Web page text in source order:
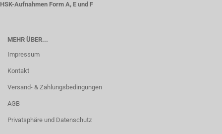
HSK-Aufnahmen Form A, E und F
MEHR ÜBER...
Impressum
Kontakt
Versand- & Zahlungsbedingungen
AGB
Privatsphäre und Datenschutz